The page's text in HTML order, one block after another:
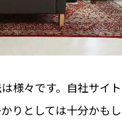
様々です。自社サイ
りとしては十分かも
オ